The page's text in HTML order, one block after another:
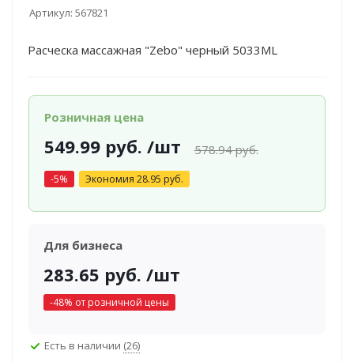
Артикул: 567821
Расческа массажная "Zebo" черный 5033ML
Розничная цена
549.99руб. /шт 578.94руб.
-5% Экономия 28.95 руб.
Для бизнеса
283.65 руб. /шт
-48% от розничной цены
Есть в наличии (26)